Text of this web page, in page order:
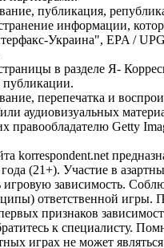
публикация,
информации,
Украина", EPA /
в разделе Я-
публикации.
перепечатка и
аудиовизуальных
правообладателю Getty
korrespondent.net
(21+). Участие в
игровую зависимость.
ответственной игры.
признаков
к специалисту.
играх не может